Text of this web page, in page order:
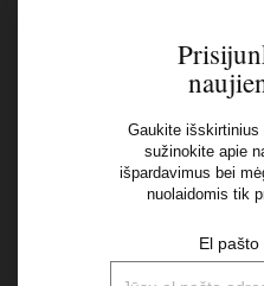
Aš perskaičiau ir sutinku
Gaukite išskirtinius
sužinokite apie
išpardavimus bei
nuolaidomis tik
El pašto